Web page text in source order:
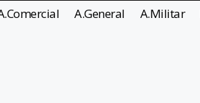
A.General A.Militar